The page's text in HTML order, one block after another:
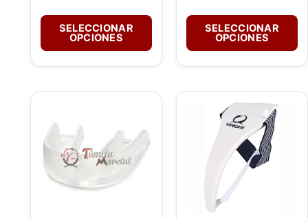
SELECCIONAR
OPCIONES
producto
SELECCIONAR
OPCIONES
producto
producto
múltiples
variantes.
opciones